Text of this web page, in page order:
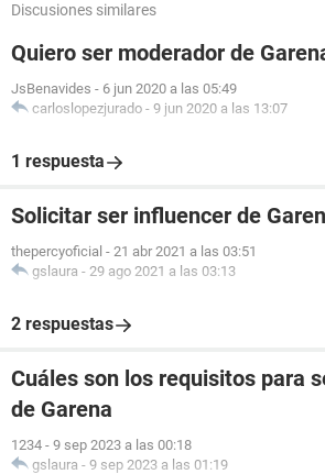
Discusiones similares
Quiero ser moderador de
JsBenavides - 6 jun 2020 a las 05:49
carloslopezjurado - 9 jun 2020 a las 13:07
1 respuesta
Solicitar ser influencer de
thepercyoficial - 21 abr 2021 a las 03:51
gslaura - 29 ago 2021 a las 03:13
2 respuestas
Cuáles son los requisitos para
de Garena
1234 - 9 sep 2023 a las 00:18
gslaura - 9 sep 2023 a las 01:19